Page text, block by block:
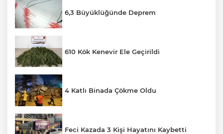
6,3 Büyüklüğünde Deprem
610 Kök Kenevir Ele Geçirildi
4 Katlı Binada Çökme Oldu
Feci Kazada 3 Kişi Hayatını Kaybetti